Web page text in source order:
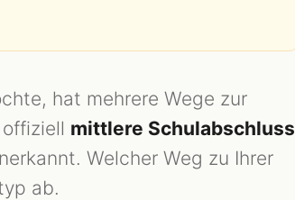
hat mehrere Wege zur
mittlere Schulabschluss
Welcher Weg zu Ihrer
ab.